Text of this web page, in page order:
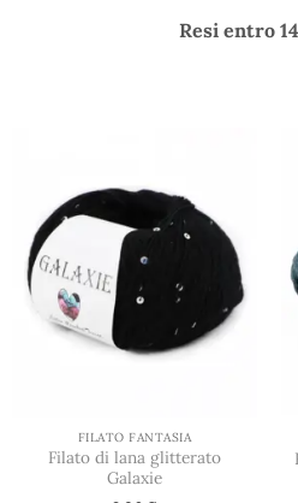
Resi entro
FILATO FANTASIA
Filato di lana glitterato
Galaxie